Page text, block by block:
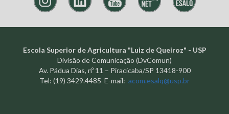
Escola Superior de Agricultura "Luiz de Queiroz" - USP
Divisão de Comunicação (DvComun)
Av. Pádua Dias, nº 11 – Piracicaba/SP 13418-900
Tel: (19) 3429.4485 E-mail: acom.esalq@usp.br